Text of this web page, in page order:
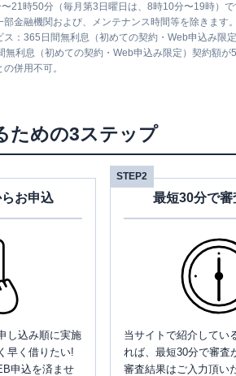
21時50分（毎月第3日曜日は、8時10分〜19時）
金融機関および、メンテナンス時間等を除きます。
ス：365日間無利息（初めての契約・Web申込み
無利息（初めての契約・Web申込み限定）契約額
併用不可。
ための3ステップ
お申込
し込み順に実施
早く借りたい!
申込を済ませ
STEP2
最短30分で審
当サイトで紹介してい
れば、最短30分で審査
審査結果はご入力頂い